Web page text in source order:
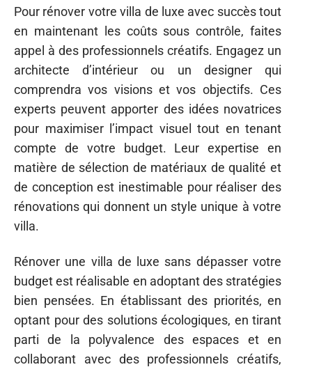
Pour rénover votre villa de luxe avec succès tout
en maintenant les coûts sous contrôle, faites
appel à des professionnels créatifs. Engagez un
architecte d’intérieur ou un designer qui
comprendra vos visions et vos objectifs. Ces
experts peuvent apporter des idées novatrices
pour maximiser l’impact visuel tout en tenant
compte de votre budget. Leur expertise en
matière de sélection de matériaux de qualité et
de conception est inestimable pour réaliser des
rénovations qui donnent un style unique à votre
villa.
Rénover une villa de luxe sans dépasser votre
budget est réalisable en adoptant des stratégies
bien pensées. En établissant des priorités, en
optant pour des solutions écologiques, en tirant
parti de la polyvalence des espaces et en
collaborant avec des professionnels créatifs,